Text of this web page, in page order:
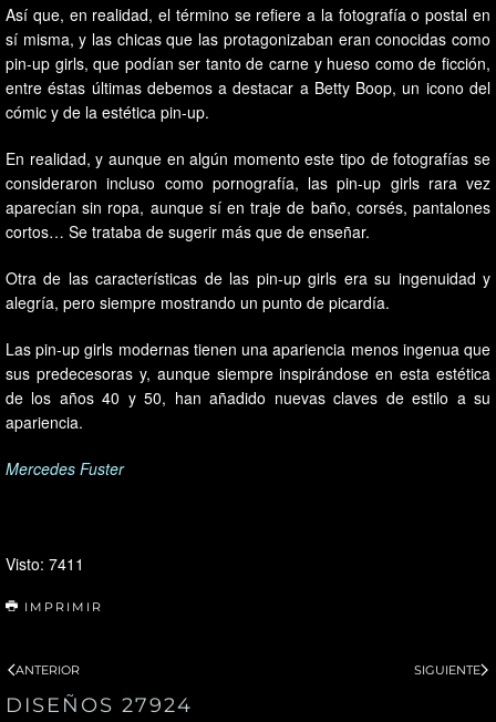
Así que, en realidad, el término se refiere a la fotografía o postal en
sí misma, y las chicas que las protagonizaban eran conocidas como
pin-up girls, que podían ser tanto de carne y hueso como de ficción,
entre éstas últimas debemos a destacar a Betty Boop, un icono del
cómic y de la estética pin-up.
En realidad, y aunque en algún momento este tipo de fotografías se
consideraron incluso como pornografía, las pin-up girls rara vez
aparecían sin ropa, aunque sí en traje de baño, corsés, pantalones
cortos… Se trataba de sugerir más que de enseñar.
Otra de las características de las pin-up girls era su ingenuidad y
alegría, pero siempre mostrando un punto de picardía.
Las pin-up girls modernas tienen una apariencia menos ingenua que
sus predecesoras y, aunque siempre inspirándose en esta estética
de los años 40 y 50, han añadido nuevas claves de estilo a su
apariencia.
Mercedes Fuster
Visto: 7411
IMPRIMIR
ANTERIOR SIGUIENTE
DISEÑOS 27924